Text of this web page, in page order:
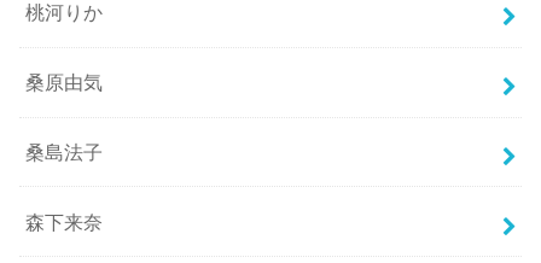
桃河りか
桑原由気
桑島法子
森下来奈